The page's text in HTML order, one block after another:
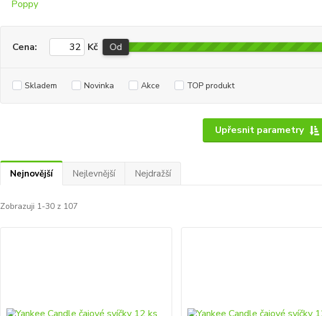
Upřesnit parametry
Cena: Kč Od
Skladem Novinka Akce TOP produkt
Nejnovější Nejlevnější Nejdražší
Zobrazuji 1-30 z 107